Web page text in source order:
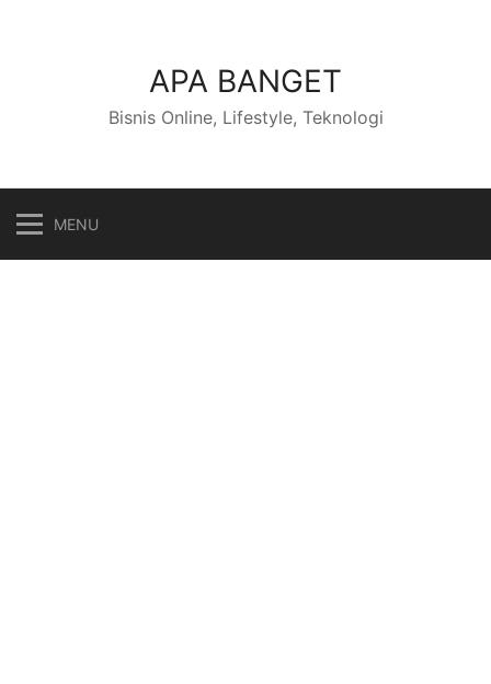
APA BANGET
Bisnis Online, Lifestyle, Teknologi
MENU